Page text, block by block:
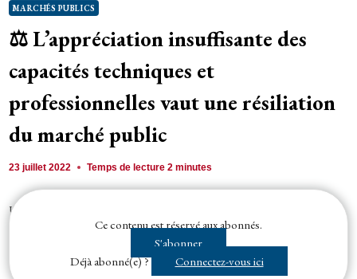
MARCHÉS PUBLICS
⚖️ L’appréciation insuffisante des
capacités techniques et
professionnelles vaut une résiliation
du marché public
23 juillet 2022 Temps de lecture2 minutes
Un
économiques. Il justifie alors les capacités de ce ou ces opérateurs
Ce contenu est réservé aux abonnés.
S'abonner
Déjà abonné(e) ?
Connectez-vous ici